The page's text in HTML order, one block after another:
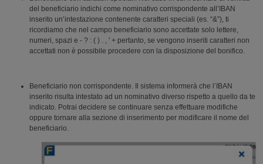
del beneficiario indichi come nominativo corrispondente all’IBAN
inserito un’intestazione contenente caratteri speciali (es. “&”), ti
ricordiamo che nel campo beneficiario sono accettate solo lettere,
numeri, spazi e - ? : ( ) . , ' + pertanto, se vengono inseriti caratteri non
accettati non è possibile procedere con la disposizione del bonifico.
Beneficiario non corrispondente. Il sistema informerà che l’IBAN
inserito risulta intestato ad un nominativo diverso rispetto a quello da te
indicato. Potrai decidere se continuare senza effettuare modifiche
oppure tornare alla sezione di inserimento per modificare il nome del
beneficiario.